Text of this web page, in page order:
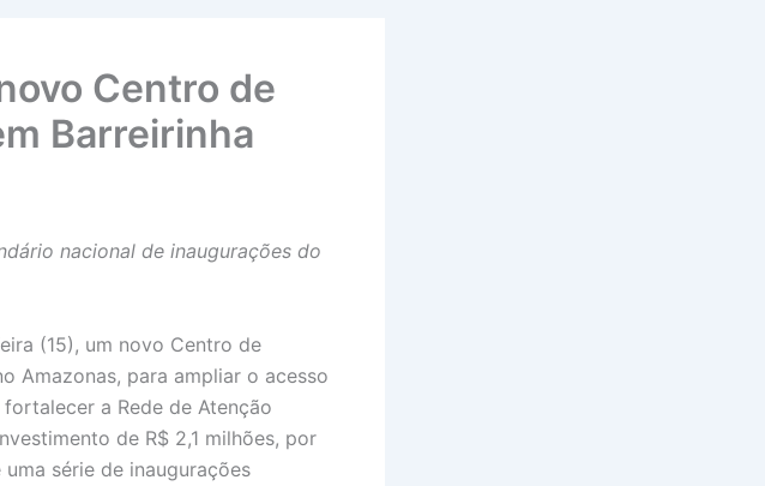
Centro de
Barreirinha
nacional de inaugurações do
(15), um novo Centro de
Amazonas, para ampliar o acesso
a Rede de Atenção
de R$ 2,1 milhões, por
série de inaugurações